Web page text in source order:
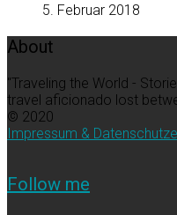
5. Februar 2018
About
"Traveling the World -
travel aficionado lost
© 2020
Impressum &
Follow me